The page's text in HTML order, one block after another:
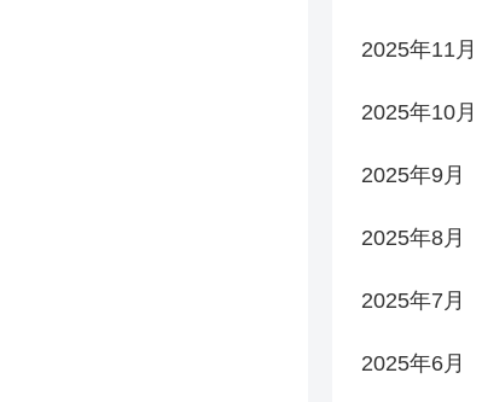
2025年11月
2025年10月
2025年9月
2025年8月
2025年7月
2025年6月